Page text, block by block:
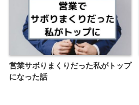
営業サボりまくりだった私がトップ
になった話